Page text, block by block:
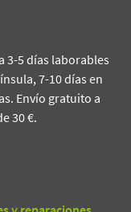
3-5 días laborables
7-10 días en
Envío gratuito a
30 €.